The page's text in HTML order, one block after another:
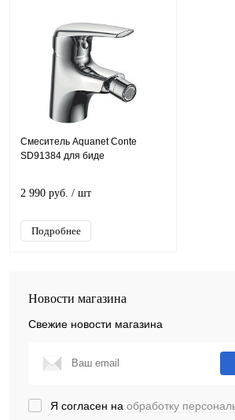
Смеситель Aquanet Conte
SD91384 для биде
2 990 руб. / шт
Подробнее
Новости магазина
Свежие новости магазина
Я согласен на обработку